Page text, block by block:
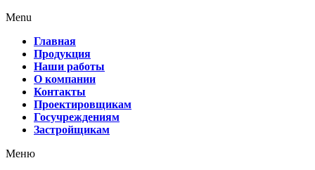
Menu
Главная
Продукция
Наши работы
О компании
Контакты
Проектировщикам
Госучреждениям
Застройщикам
Меню